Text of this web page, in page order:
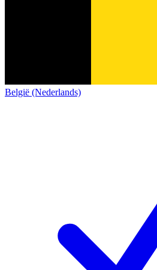
België (Nederlands)